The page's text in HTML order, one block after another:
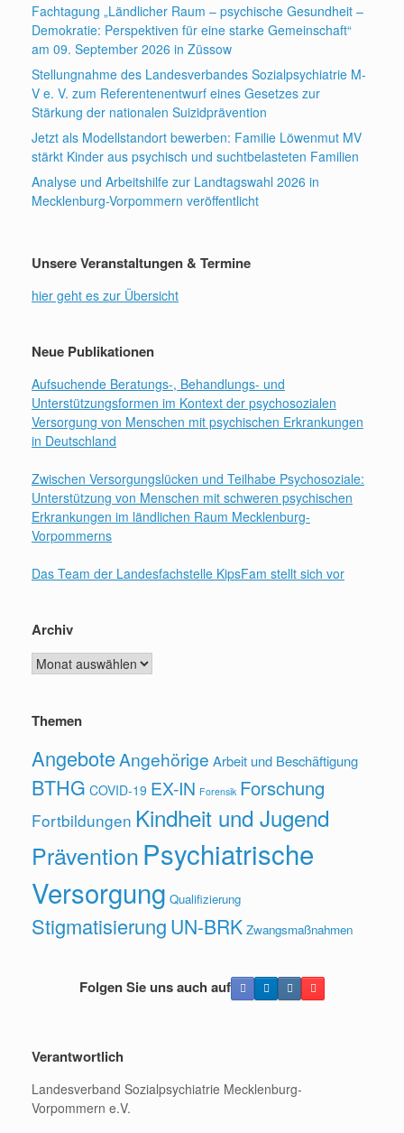
Fachtagung „Ländlicher Raum – psychische Gesundheit –
Demokratie: Perspektiven für eine starke Gemeinschaft“
am 09. September 2026 in Züssow
Stellungnahme des Landesverbandes Sozialpsychiatrie M-
V e. V. zum Referentenentwurf eines Gesetzes zur
Stärkung der nationalen Suizidprävention
Jetzt als Modellstandort bewerben: Familie Löwenmut MV
stärkt Kinder aus psychisch und suchtbelasteten Familien
Analyse und Arbeitshilfe zur Landtagswahl 2026 in
Mecklenburg-Vorpommern veröffentlicht
Unsere Veranstaltungen & Termine
hier geht es zur Übersicht
Neue Publikationen
Aufsuchende Beratungs-, Behandlungs- und
Unterstützungsformen im Kontext der psychosozialen
Versorgung von Menschen mit psychischen Erkrankungen
in Deutschland
Zwischen Versorgungslücken und Teilhabe Psychosoziale:
Unterstützung von Menschen mit schweren psychischen
Erkrankungen im ländlichen Raum Mecklenburg-
Vorpommerns
Das Team der Landesfachstelle KipsFam stellt sich vor
Archiv
Archiv
Themen
AngeboteAngehörige Arbeit und Beschäftigung
BTHG COVID-19 EX-IN Forensik Forschung
Fortbildungen Kindheit und Jugend
PräventionPsychiatrische
Versorgung Qualifizierung
Stigmatisierung UN-BRK Zwangsmaßnahmen
Folgen Sie uns auch auf
Verantwortlich
Landesverband Sozialpsychiatrie Mecklenburg-
Vorpommern e.V.